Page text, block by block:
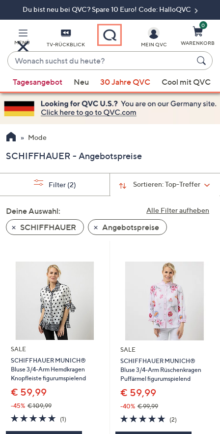
Du bist neu bei QVC? Spare 10 Euro! Code: HalloQVC
MENÜ TV-RÜCKBLICK
Wonach
suchst
du
heute?
Vorschläge
verfügbar
sind,
verwenden
Sie
Pfeiltasten
nach
und
nach
unten
oder
um
diese
anzuzeigen.
MEIN QVC
0
WARENKORB
Tagesangebot Neu 30 Jahre QVC Cool mit QVC
Mode
SCHIFFHAUER - Angebotspreise
Sortieren:Top-Treffer
Filter (2)
Alle Filter aufheben
Deine Auswahl:
SCHIFFHAUER
Angebotspreise
SALE
SCHIFFHAUER MUNICH®
Bluse 3/4-Arm Hemdkragen
Knopfleiste figurumspielend
€ 59,99
-45% € 109,99
5.0
von
(1)1
SALE
SCHIFFHAUER MUNICH®
Bluse 3/4-Arm Rüschenkragen
Puffärmel figurumspielend
€ 59,99
-40% € 99,99
5.0
von
(2)2